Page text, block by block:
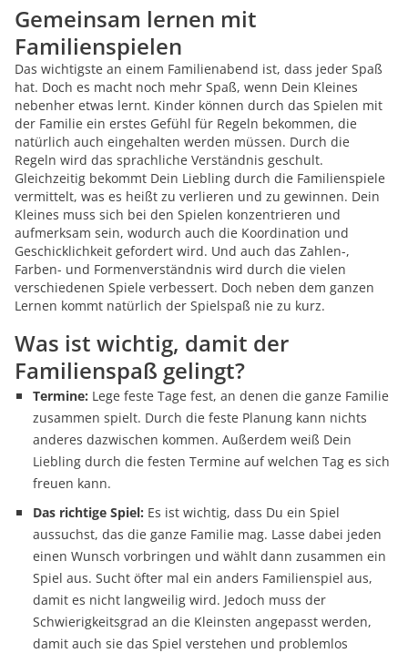
Gemeinsam lernen mit
Familienspielen
Das wichtigste an einem Familienabend ist, dass jeder Spaß
hat. Doch es macht noch mehr Spaß, wenn Dein Kleines
nebenher etwas lernt. Kinder können durch das Spielen mit
der Familie ein erstes Gefühl für Regeln bekommen, die
natürlich auch eingehalten werden müssen. Durch die
Regeln wird das sprachliche Verständnis geschult.
Gleichzeitig bekommt Dein Liebling durch die Familienspiele
vermittelt, was es heißt zu verlieren und zu gewinnen. Dein
Kleines muss sich bei den Spielen konzentrieren und
aufmerksam sein, wodurch auch die Koordination und
Geschicklichkeit gefordert wird. Und auch das Zahlen-,
Farben- und Formenverständnis wird durch die vielen
verschiedenen Spiele verbessert. Doch neben dem ganzen
Lernen kommt natürlich der Spielspaß nie zu kurz.
Was ist wichtig, damit der
Familienspaß gelingt?
Termine: Lege feste Tage fest, an denen die ganze Familie
zusammen spielt. Durch die feste Planung kann nichts
anderes dazwischen kommen. Außerdem weiß Dein
Liebling durch die festen Termine auf welchen Tag es sich
freuen kann.
Das richtige Spiel: Es ist wichtig, dass Du ein Spiel
aussuchst, das die ganze Familie mag. Lasse dabei jeden
einen Wunsch vorbringen und wählt dann zusammen ein
Spiel aus. Sucht öfter mal ein anders Familienspiel aus,
damit es nicht langweilig wird. Jedoch muss der
Schwierigkeitsgrad an die Kleinsten angepasst werden,
damit auch sie das Spiel verstehen und problemlos